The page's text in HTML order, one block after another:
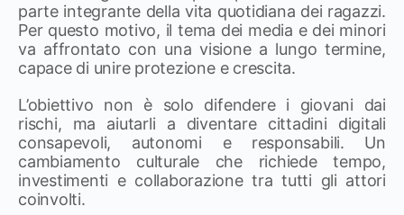
parte integrante della vita quotidiana dei ragazzi.
Per questo motivo, il tema dei media e dei minori
va affrontato con una visione a lungo termine,
capace di unire protezione e crescita.
L’obiettivo non è solo difendere i giovani dai
rischi, ma aiutarli a diventare cittadini digitali
consapevoli, autonomi e responsabili. Un
cambiamento culturale che richiede tempo,
investimenti e collaborazione tra tutti gli attori
coinvolti.